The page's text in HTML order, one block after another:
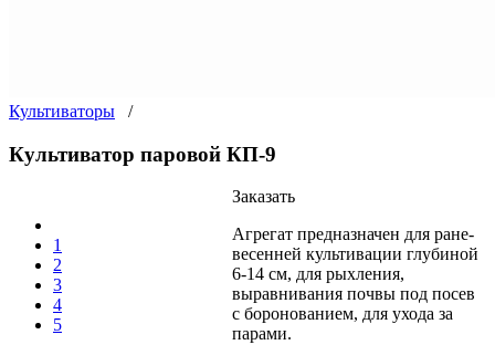
Культиваторы /
Культиватор паровой КП-9
1
2
3
4
5
Заказать
Агрегат предназначен для ране-
весенней культивации глубиной
6-14 см, для рыхления,
выравнивания почвы под посев
с боронованием, для ухода за
парами.